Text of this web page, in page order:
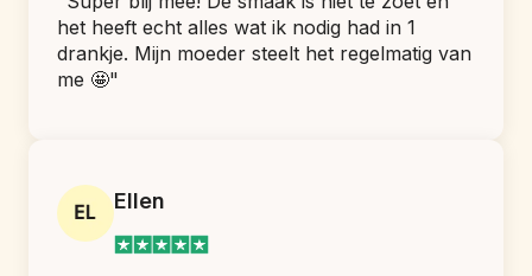
het heeft echt alles wat ik nodig had in 1
drankje. Mijn moeder steelt het regelmatig van
me 🤩"
Ellen